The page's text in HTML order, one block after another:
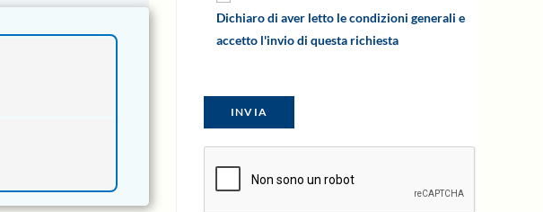
Dichiaro di aver letto le condizioni generali e
accetto l'invio di questa richiesta